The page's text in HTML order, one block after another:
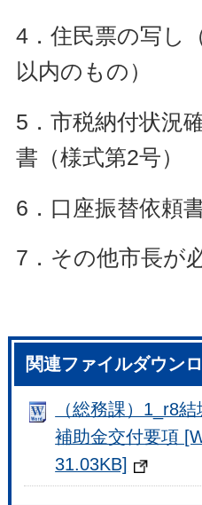
4．住民票の写し
以内のもの）
5．市税納付状況
書（様式第2号）
6．口座振替依頼
7．その他市長が
関連ファイルダウン
（総務課）1_r8
補助金交付要項
31.03KB]